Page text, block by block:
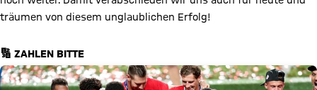
träumen von diesem unglaublichen Erfolg!
🔢 ZAHLEN BITTE